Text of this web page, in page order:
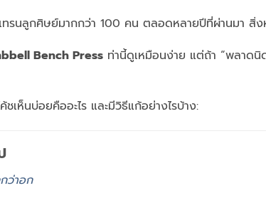
ทรนลูกศิษย์มากกว่า 100 คน ตลอดหลายปีที่ผ่านมา สิ่
Bench Press ท่านี้ดูเหมือนง่าย แต่ถ้า “พลาดนิ
เห็นบ่อยคืออะไร และมีวิธีแก้อย่างไรบ้าง:
ว่าอก